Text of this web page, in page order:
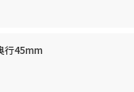
行45mm